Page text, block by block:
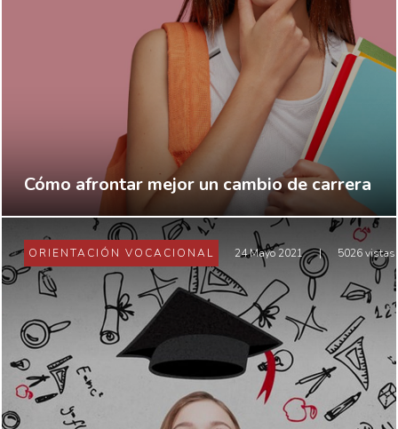
Cómo afrontar mejor un cambio de carrera
ORIENTACIÓN VOCACIONAL 24 Mayo 2021 | 5026 vistas